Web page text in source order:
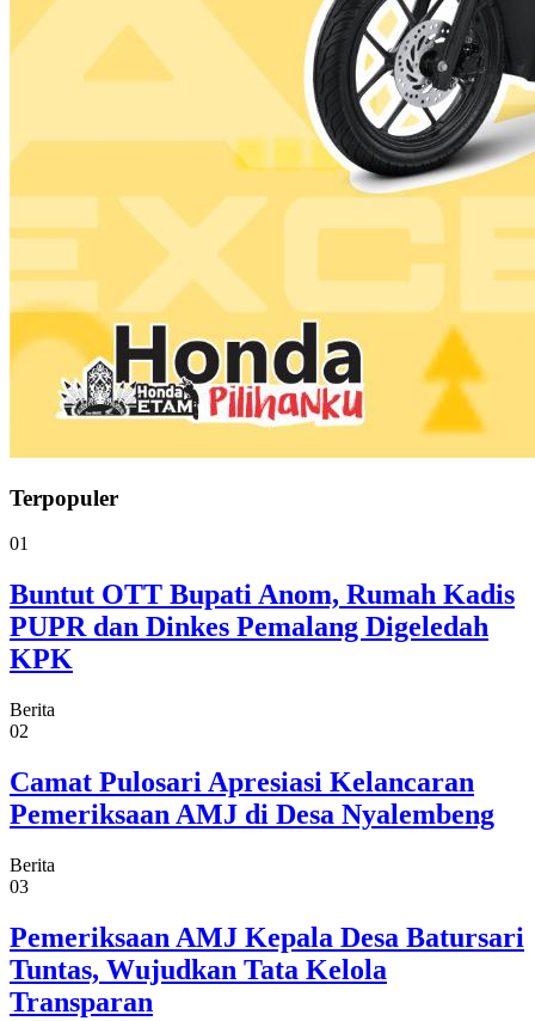
Terpopuler
01
Buntut OTT Bupati Anom, Rumah Kadis
PUPR dan Dinkes Pemalang Digeledah
KPK
Berita
02
Camat Pulosari Apresiasi Kelancaran
Pemeriksaan AMJ di Desa Nyalembeng
Berita
03
Pemeriksaan AMJ Kepala Desa Batursari
Tuntas, Wujudkan Tata Kelola
Transparan